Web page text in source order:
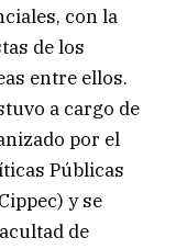
con la
de los
entre ellos.
a cargo de
por el
Públicas
y se
de